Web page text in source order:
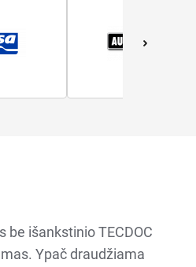
be išankstinio TECDOC
Ypač draudžiama